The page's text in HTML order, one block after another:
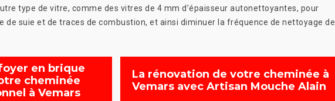
type de vitre, comme des vitres de 4 mm d’épaisseur autonettoyantes, pour
de suie et de traces de combustion, et ainsi diminuer la fréquence de nettoyage de
en brique
cheminée
à Vemars
La rénovation de votre cheminée à
Vemars avec Artisan Mouche Alain